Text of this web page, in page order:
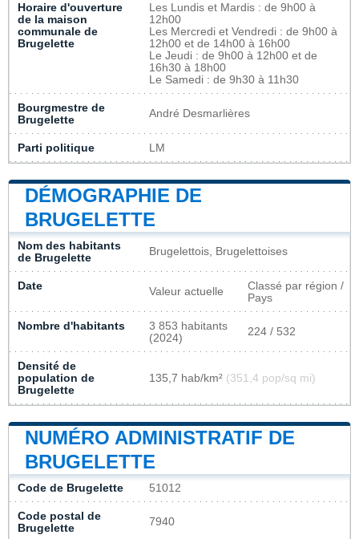
Horaire d'ouverture
de la maison
communale de
Brugelette
Les Lundis et Mardis : de 9h00 à
12h00
Les Mercredi et Vendredi : de 9h00 à
12h00 et de 14h00 à 16h00
Le Jeudi : de 9h00 à 12h00 et de
16h30 à 18h00
Le Samedi : de 9h30 à 11h30
Bourgmestre de
Brugelette
André Desmarlières
Parti politique LM
DÉMOGRAPHIE DE
BRUGELETTE
Nom des habitants
de Brugelette
Brugelettois, Brugelettoises
Date Valeur actuelle
Classé par région /
Pays
Nombre d'habitants
3 853 habitants
(2024)
224 / 532
Densité de
population de
Brugelette
135,7 hab/km² (351,4 pop/sq mi)
NUMÉRO ADMINISTRATIF DE
BRUGELETTE
Code de Brugelette 51012
Code postal de
Brugelette
7940